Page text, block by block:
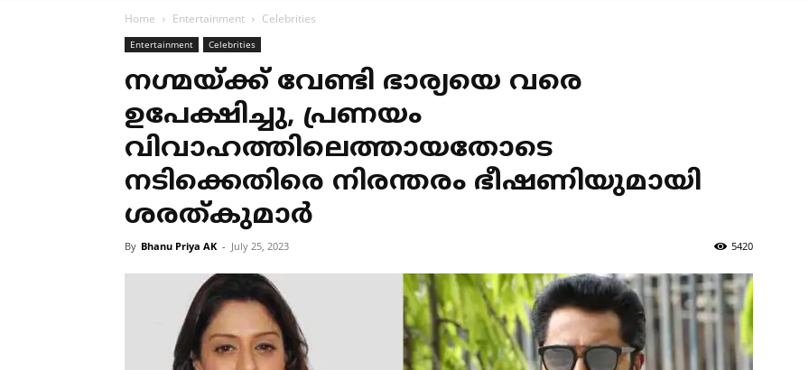
Home Entertainment Celebrities
Entertainment Celebrities
നഗ്മയ്ക്ക് വേണ്ടി ഭാര്യയെ വരെ
ഉപേക്ഷിച്ചു, പ്രണയം
വിവാഹത്തിലെത്തായതോടെ
നടിക്കെതിരെ നിരന്തരം ഭീഷണിയുമായി
ശരത്കുമാര്‍
By Bhanu Priya AK - July 25, 2023 5420